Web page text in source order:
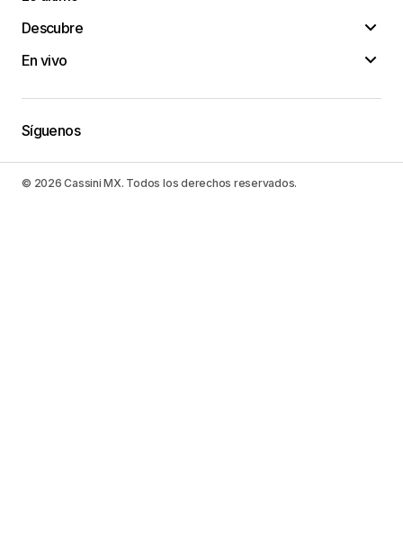
Descubre
En vivo
Síguenos
© 2026 Cassini MX. Todos los derechos reservados.